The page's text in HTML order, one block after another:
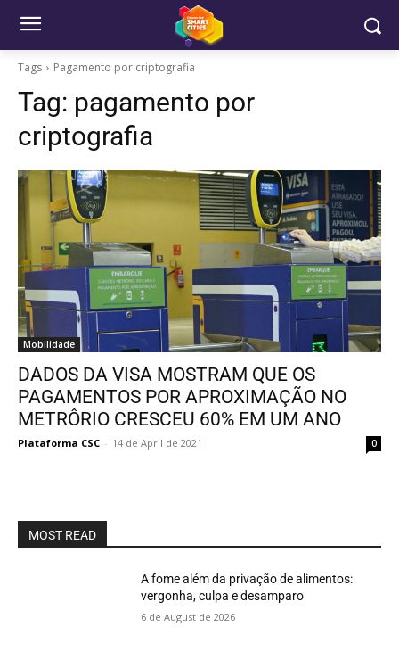
Tags Pagamento por criptografia
Tag: pagamento por
criptografia
Mobilidade
DADOS DA VISA MOSTRAM QUE OS
PAGAMENTOS POR APROXIMAÇÃO NO
METRÔRIO CRESCEU 60% EM UM ANO
Plataforma CSC - 14 de April de 2021 0
MOST READ
A fome além da privação de alimentos:
vergonha, culpa e desamparo
6 de August de 2026